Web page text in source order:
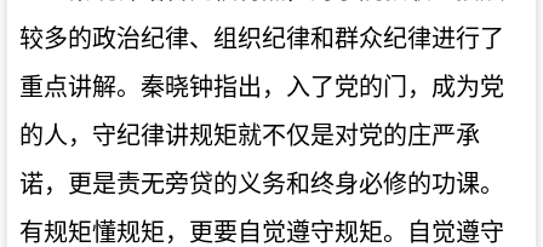
较多的政治纪律、组织纪律和群众纪律进行了
重点讲解。秦晓钟指出，入了党的门，成为党
的人，守纪律讲规矩就不仅是对党的庄严承
诺，更是责无旁贷的义务和终身必修的功课。
有规矩懂规矩，更要自觉遵守规矩。自觉遵守